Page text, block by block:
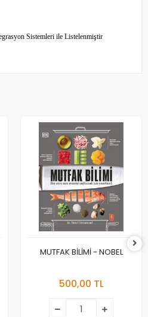
Sistemleri ile Listelenmiştir
MUTFAK BİLİMİ - NOBEL
500,00 TL